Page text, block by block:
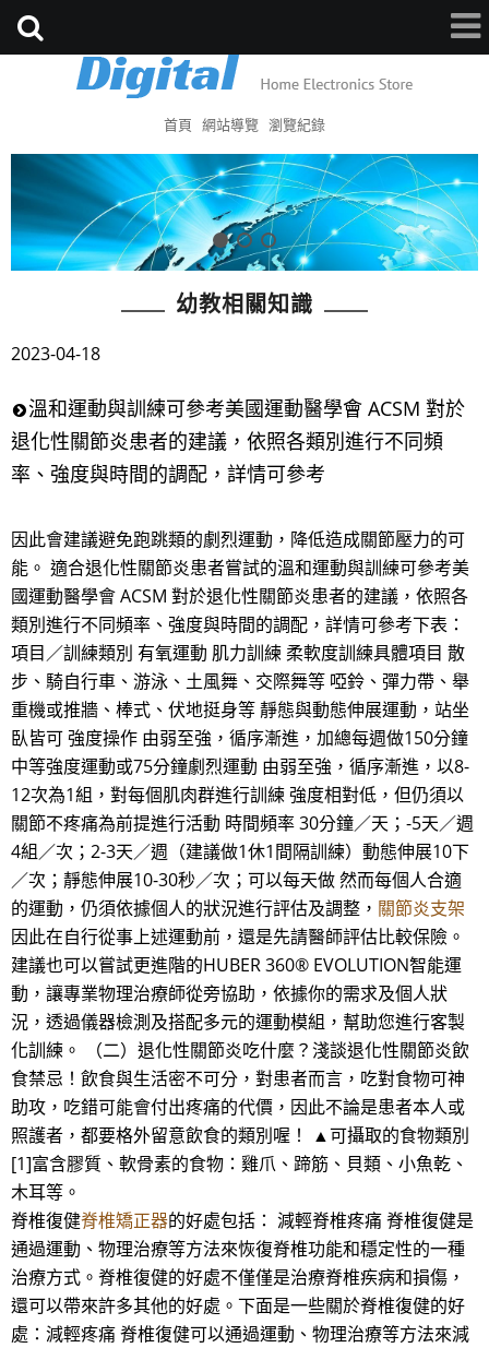
首頁 網站導覽 瀏覽紀錄
幼教相關知識
2023-04-18
溫和運動與訓練可參考美國運動醫學會 ACSM 對於
退化性關節炎患者的建議，依照各類別進行不同頻
率、強度與時間的調配，詳情可參考
因此會建議避免跑跳類的劇烈運動，降低造成關節壓力的可
能。 適合退化性關節炎患者嘗試的溫和運動與訓練可參考美
國運動醫學會 ACSM 對於退化性關節炎患者的建議，依照各
類別進行不同頻率、強度與時間的調配，詳情可參考下表：
項目／訓練類別 有氧運動 肌力訓練 柔軟度訓練具體項目 散
步、騎自行車、游泳、土風舞、交際舞等 啞鈴、彈力帶、舉
重機或推牆、棒式、伏地挺身等 靜態與動態伸展運動，站坐
臥皆可 強度操作 由弱至強，循序漸進，加總每週做150分鐘
中等強度運動或75分鐘劇烈運動 由弱至強，循序漸進，以8-
12次為1組，對每個肌肉群進行訓練 強度相對低，但仍須以
關節不疼痛為前提進行活動 時間頻率 30分鐘／天；-5天／週
4組／次；2-3天／週（建議做1休1間隔訓練）動態伸展10下
／次；靜態伸展10-30秒／次；可以每天做 然而每個人合適
的運動，仍須依據個人的狀況進行評估及調整， 關節炎支架
因此在自行從事上述運動前，還是先請醫師評估比較保險。
建議也可以嘗試更進階的HUBER 360® EVOLUTION智能運
動，讓專業物理治療師從旁協助，依據你的需求及個人狀
況，透過儀器檢測及搭配多元的運動模組，幫助您進行客製
化訓練。 （二）退化性關節炎吃什麼？淺談退化性關節炎飲
食禁忌！飲食與生活密不可分，對患者而言，吃對食物可神
助攻，吃錯可能會付出疼痛的代價，因此不論是患者本人或
照護者，都要格外留意飲食的類別喔！ ▲可攝取的食物類別
[1]富含膠質、軟骨素的食物：雞爪、蹄筋、貝類、小魚乾、
木耳等。
脊椎復健脊椎矯正器的好處包括： 減輕脊椎疼痛 脊椎復健是
通過運動、物理治療等方法來恢復脊椎功能和穩定性的一種
治療方式。脊椎復健的好處不僅僅是治療脊椎疾病和損傷，
還可以帶來許多其他的好處。下面是一些關於脊椎復健的好
處：減輕疼痛 脊椎復健可以通過運動、物理治療等方法來減